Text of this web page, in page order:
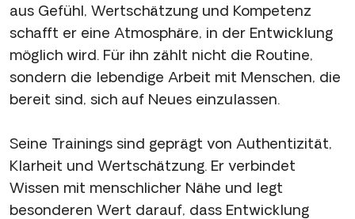
aus Gefühl, Wertschätzung und Kompetenz
schafft er eine Atmosphäre, in der Entwicklung
möglich wird. Für ihn zählt nicht die Routine,
sondern die lebendige Arbeit mit Menschen, die
bereit sind, sich auf Neues einzulassen.
Seine Trainings sind geprägt von Authentizität,
Klarheit und Wertschätzung. Er verbindet
Wissen mit menschlicher Nähe und legt
besonderen Wert darauf, dass Entwicklung